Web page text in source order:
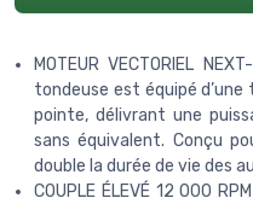
MOTEUR VECTORIEL
tondeuse est équipé
pointe, délivrant une
sans équivalent. Conçu
double la durée de vie des
COUPLE ÉLEVÉ 12 000